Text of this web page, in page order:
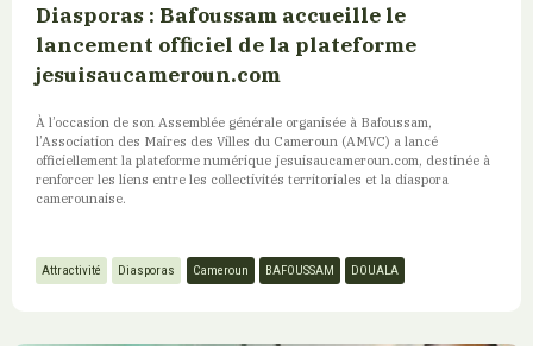
Diasporas : Bafoussam accueille le
lancement officiel de la plateforme
jesuisaucameroun.com
À l’occasion de son Assemblée générale organisée à Bafoussam,
l’Association des Maires des Villes du Cameroun (AMVC) a lancé
officiellement la plateforme numérique jesuisaucameroun.com, destinée à
renforcer les liens entre les collectivités territoriales et la diaspora
camerounaise.
Attractivité Diasporas Cameroun BAFOUSSAM DOUALA